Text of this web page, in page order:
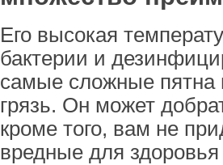
Его высокая
бактерии и
самые сложные пятна
грязь. Он может
кроме того, вам не
вредные для